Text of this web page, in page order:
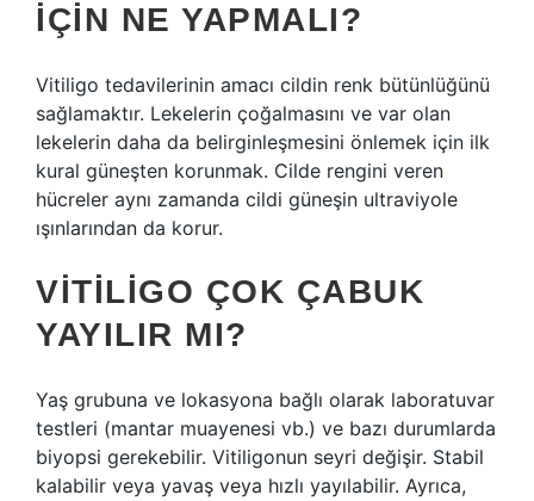
IÇIN NE YAPMALI?
Vitiligo tedavilerinin amacı cildin renk bütünlüğünü
sağlamaktır. Lekelerin çoğalmasını ve var olan
lekelerin daha da belirginleşmesini önlemek için ilk
kural güneşten korunmak. Cilde rengini veren
hücreler aynı zamanda cildi güneşin ultraviyole
ışınlarından da korur.
VITILIGO ÇOK ÇABUK
YAYILIR MI?
Yaş grubuna ve lokasyona bağlı olarak laboratuvar
testleri (mantar muayenesi vb.) ve bazı durumlarda
biyopsi gerekebilir. Vitiligonun seyri değişir. Stabil
kalabilir veya yavaş veya hızlı yayılabilir. Ayrıca,